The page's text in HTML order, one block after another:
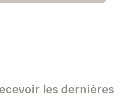
les dernières